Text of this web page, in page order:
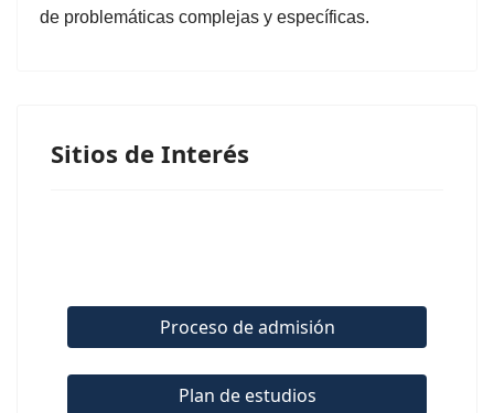
de problemáticas complejas y específicas.
Sitios de Interés
Proceso de admisión
Plan de estudios